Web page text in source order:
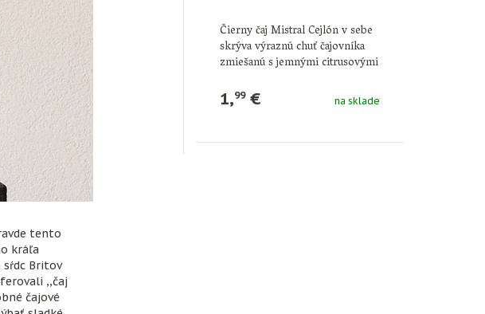
tento
kráľa
Britov
,,čaj
čajové
Čierny čaj Mistral Cejlón v sebe
skrýva výraznú chuť čajovníka
zmiešanú s jemnými citrusovými
1,99€ na sklade